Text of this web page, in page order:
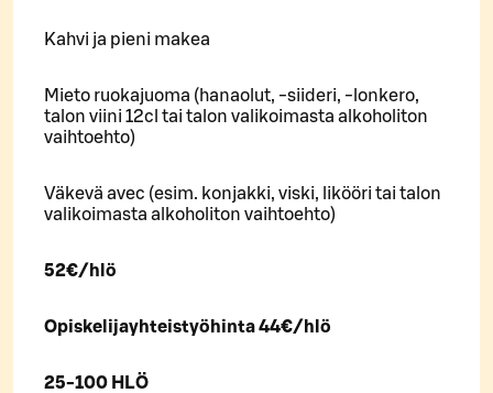
Kahvi ja pieni makea
Mieto ruokajuoma (hanaolut, -siideri, -lonkero,
talon viini 12cl tai talon valikoimasta alkoholiton
vaihtoehto)
Väkevä avec (esim. konjakki, viski, likööri tai talon
valikoimasta alkoholiton vaihtoehto)
52€/hlö
Opiskelijayhteistyöhinta 44€/hlö
25-100 HLÖ